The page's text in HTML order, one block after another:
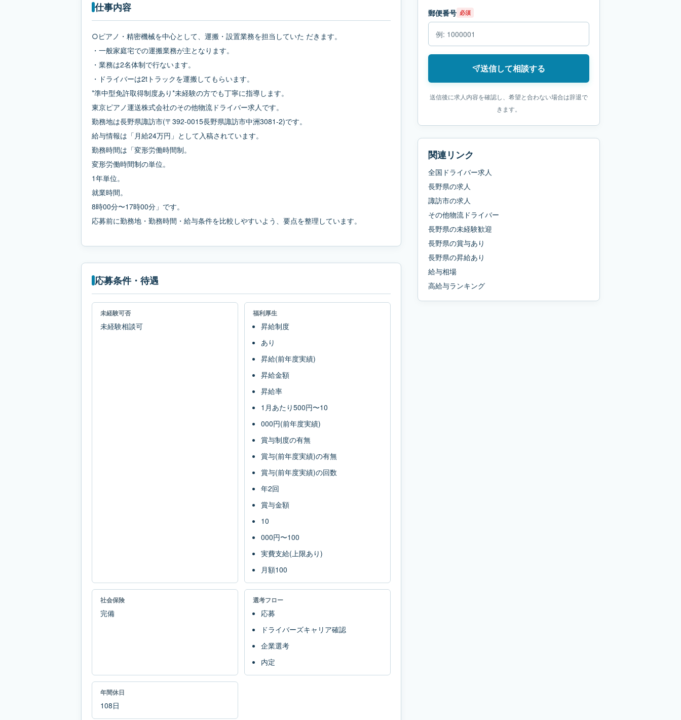
仕事内容
○ピアノ・精密機械を中心として、運搬・設置業務を担当していた だきます。
・一般家庭宅での運搬業務が主となります。
・業務は2名体制で行ないます。
・ドライバーは2tトラックを運搬してもらいます。
*準中型免許取得制度あり*未経験の方でも丁寧に指導します。
東京ピアノ運送株式会社のその他物流ドライバー求人です。
勤務地は長野県諏訪市(〒392-0015長野県諏訪市中洲3081-2)です。
給与情報は「月給24万円」として入稿されています。
勤務時間は「変形労働時間制。
変形労働時間制の単位。
1年単位。
就業時間。
8時00分〜17時00分」です。
応募前に勤務地・勤務時間・給与条件を比較しやすいよう、要点を整理しています。
応募条件・待遇
未経験可否
未経験相談可
福利厚生
昇給制度
あり
昇給(前年度実績)
昇給金額
昇給率
1月あたり500円〜10
000円(前年度実績)
賞与制度の有無
賞与(前年度実績)の有無
賞与(前年度実績)の回数
年2回
賞与金額
10
000円〜100
実費支給(上限あり)
月額100
社会保険
完備
選考フロー
応募
ドライバーズキャリア確認
企業選考
内定
年間休日
108日
郵便番号 必須
送信して相談する
送信後に求人内容を確認し、希望と合わない場合は辞退で
きます。
関連リンク
全国ドライバー求人
長野県の求人
諏訪市の求人
その他物流ドライバー
長野県の未経験歓迎
長野県の賞与あり
長野県の昇給あり
給与相場
高給与ランキング